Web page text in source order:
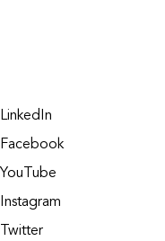
LinkedIn
Facebook
YouTube
Instagram
Twitter